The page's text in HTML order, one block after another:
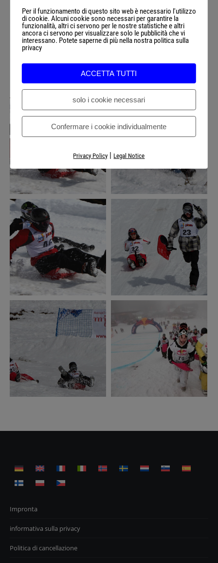
Impronta
informativa sulla privacy
Politica di cancellazione
Per il funzionamento di questo sito web è necessario l'utilizzo
di cookie. Alcuni cookie sono necessari per garantire la
funzionalità, altri ci servono per le nostre statistiche e altri
ancora ci servono per visualizzare solo le pubblicità che vi
interessano. Potete saperne di più nella nostra politica sulla
privacy
ACCETTA TUTTI
solo i cookie necessari
Confermare i cookie individualmente
Privacy Policy | Legal Notice